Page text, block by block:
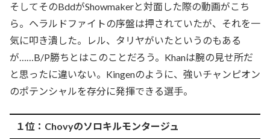
そしてそのBddがShowmakerと対面した際の動画がこち
ら。ヘラルドファイトの序盤は押されていたが、それを一
気に叩き潰した。レル、タリヤがいたというのもある
が……B/P勝ちとはこのことだろう。Khanは腕の見せ所だ
と思ったに違いない。Kingenのように、強いチャンピオン
のポテンシャルを存分に発揮できる選手。
１位：Chovyのソロキルモンタージュ